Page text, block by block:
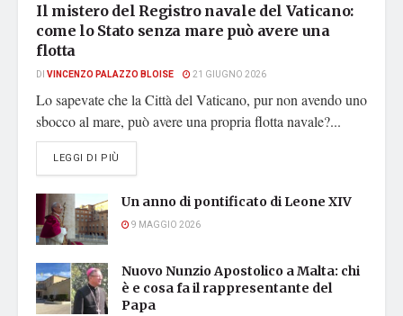
Il mistero del Registro navale del Vaticano:
come lo Stato senza mare può avere una
flotta
DI VINCENZO PALAZZO BLOISE 21 GIUGNO 2026
Lo sapevate che la Città del Vaticano, pur non avendo uno
sbocco al mare, può avere una propria flotta navale?...
LEGGI DI PIÙ
Un anno di pontificato di Leone XIV
9 MAGGIO 2026
Nuovo Nunzio Apostolico a Malta: chi
è e cosa fa il rappresentante del
Papa